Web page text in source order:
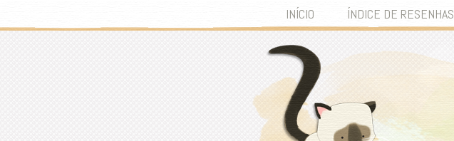
INÍCIO ÍNDICE DE RESENHAS